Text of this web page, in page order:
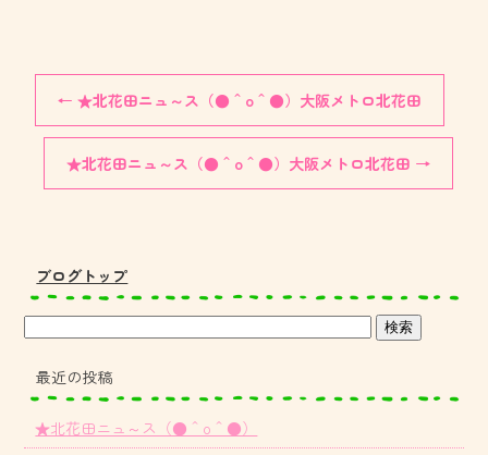
← ★北花田ニュ～ス（●＾o＾●）大阪メトロ北花田
★北花田ニュ～ス（●＾o＾●）大阪メトロ北花田 →
ブログトップ
最近の投稿
★北花田ニュ～ス（●＾o＾●）